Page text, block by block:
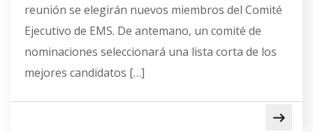
reunión se elegirán nuevos miembros del Comité
Ejecutivo de EMS. De antemano, un comité de
nominaciones seleccionará una lista corta de los
mejores candidatos […]